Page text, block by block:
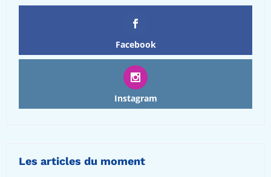
Facebook
Instagram
Les articles du moment